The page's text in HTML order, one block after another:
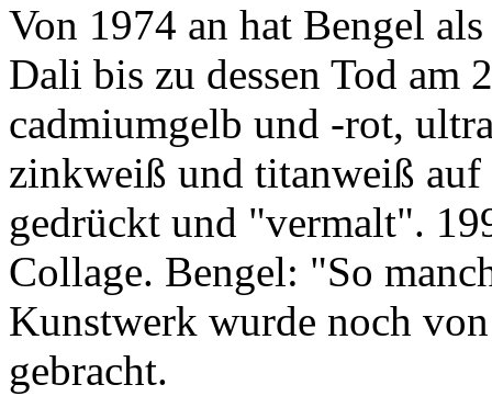
Von 1974 an hat Bengel
Dali bis zu dessen Tod am
cadmiumgelb und -rot,
zinkweiß und titanweiß
gedrückt und "vermalt".
Collage. Bengel: "So
Kunstwerk wurde noch
gebracht.